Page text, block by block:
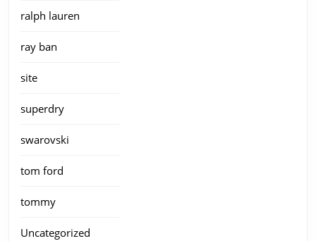
ralph lauren
ray ban
site
superdry
swarovski
tom ford
tommy
Uncategorized